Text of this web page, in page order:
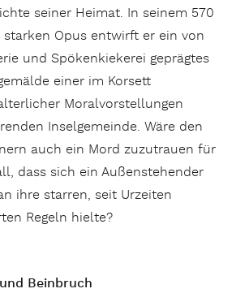
seiner Heimat. In seinem 570
starken Opus entwirft er ein von
und Spökenkiekerei geprägtes
einer im Korsett
Moralvorstellungen
Inselgemeinde. Wäre den
auch ein Mord zuzutrauen für
dass sich ein Außenstehender
ihre starren, seit Urzeiten
Regeln hielte?
Beinbruch